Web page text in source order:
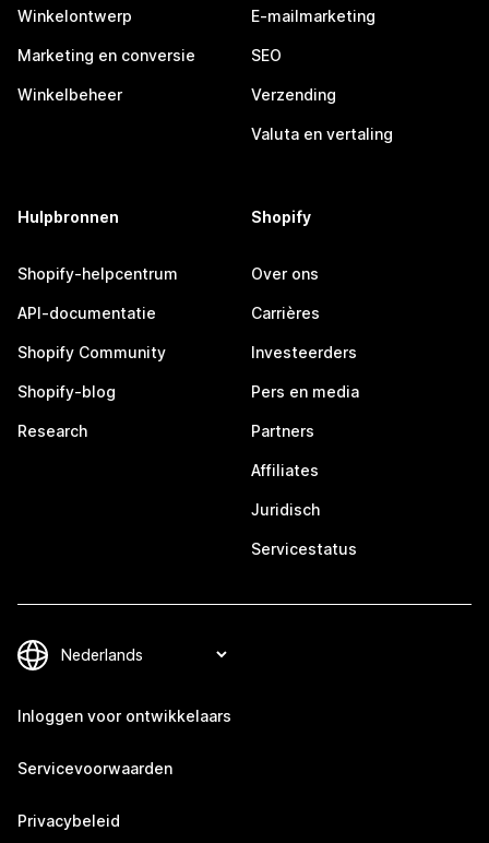
Winkelontwerp
Marketing en conversie
Winkelbeheer
E-mailmarketing
SEO
Verzending
Valuta en vertaling
Hulpbronnen
Shopify-helpcentrum
API-documentatie
Shopify Community
Shopify-blog
Research
Shopify
Over ons
Carrières
Investeerders
Pers en media
Partners
Affiliates
Juridisch
Servicestatus
Inloggen voor ontwikkelaars
Servicevoorwaarden
Privacybeleid